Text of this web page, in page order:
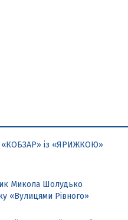
«КОБЗАР» із «ЯРИЖКОЮ»
Микола Шолудько
«Вулицями Рівного»